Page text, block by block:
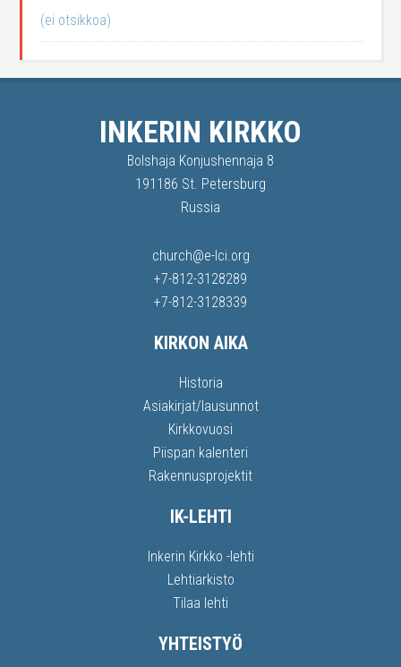
(ei otsikkoa)
INKERIN KIRKKO
Bolshaja Konjushennaja 8
191186 St. Petersburg
Russia
church@e-lci.org
+7-812-3128289
+7-812-3128339
KIRKON AIKA
Historia
Asiakirjat/lausunnot
Kirkkovuosi
Piispan kalenteri
Rakennusprojektit
IK-LEHTI
Inkerin Kirkko -lehti
Lehtiarkisto
Tilaa lehti
YHTEISTYÖ